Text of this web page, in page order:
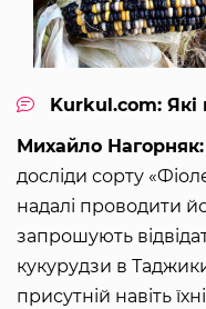
Kurkul.com:
Михайло Нагорняк:
досліди сорту
надалі проводити
запрошують
кукурудзи в
присутній навіть